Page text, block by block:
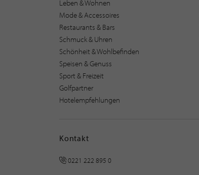
Leben & Wohnen
Mode & Accessoires
Restaurants & Bars
Schmuck & Uhren
Schönheit & Wohlbefinden
Speisen & Genuss
Sport & Freizeit
Golfpartner
Hotelempfehlungen
Kontakt
0221 222 895 0